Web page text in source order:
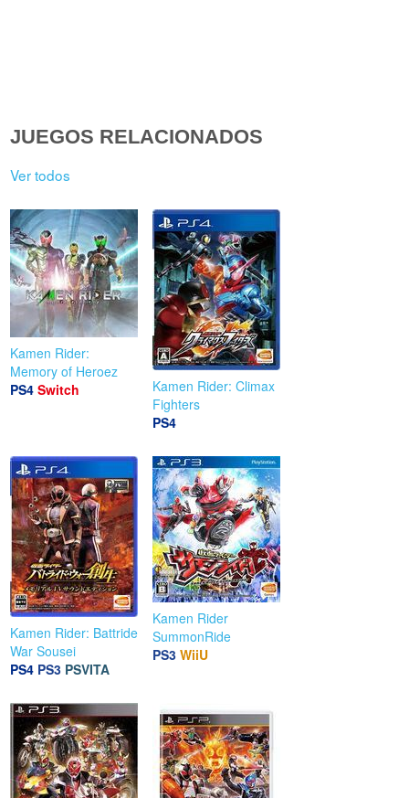
JUEGOS RELACIONADOS
Ver todos
Kamen Rider:
Memory of Heroez
PS4 Switch
Kamen Rider: Climax
Fighters
PS4
Kamen Rider: Battride
War Sousei
PS4 PS3 PSVITA
Kamen Rider
SummonRide
PS3 WiiU